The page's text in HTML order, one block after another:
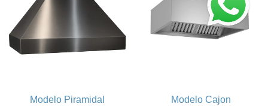
Modelo Piramidal Modelo Cajon